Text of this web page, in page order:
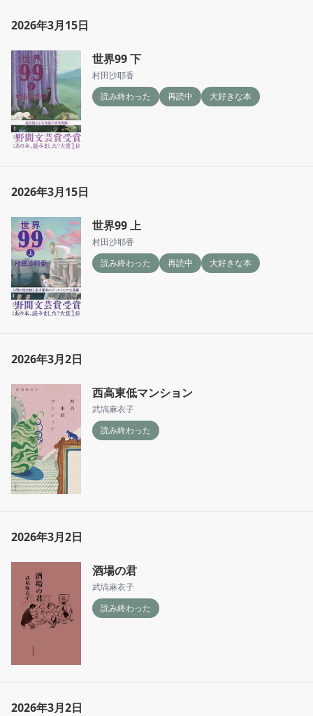
2026年3月15日
世界99 下
村田沙耶香
読み終わった
再読中 大好きな本
2026年3月15日
世界99 上
村田沙耶香
読み終わった
再読中 大好きな本
2026年3月2日
西高東低マンション
武塙麻衣子
読み終わった
2026年3月2日
酒場の君
武塙麻衣子
読み終わった
2026年3月2日